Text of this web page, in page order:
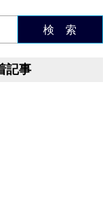
検 索
記事